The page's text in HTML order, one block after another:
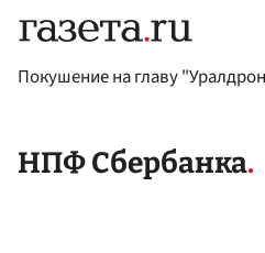
Покушение на главу
НПФ Сбербанка